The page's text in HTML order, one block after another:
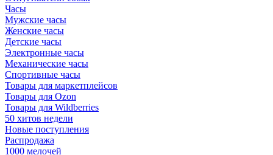
Часы
Мужские часы
Женские часы
Детские часы
Электронные часы
Механические часы
Спортивные часы
Товары для маркетплейсов
Товары для Ozon
Товары для Wildberries
50 хитов недели
Новые поступления
Распродажа
1000 мелочей